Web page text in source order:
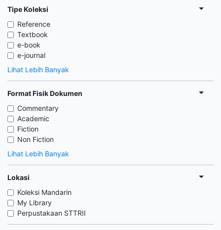
Tipe Koleksi
Reference
Textbook
e-book
e-journal
Lihat Lebih Banyak
Format Fisik Dokumen
Commentary
Academic
Fiction
Non Fiction
Lihat Lebih Banyak
Lokasi
Koleksi Mandarin
My Library
Perpustakaan STTRII